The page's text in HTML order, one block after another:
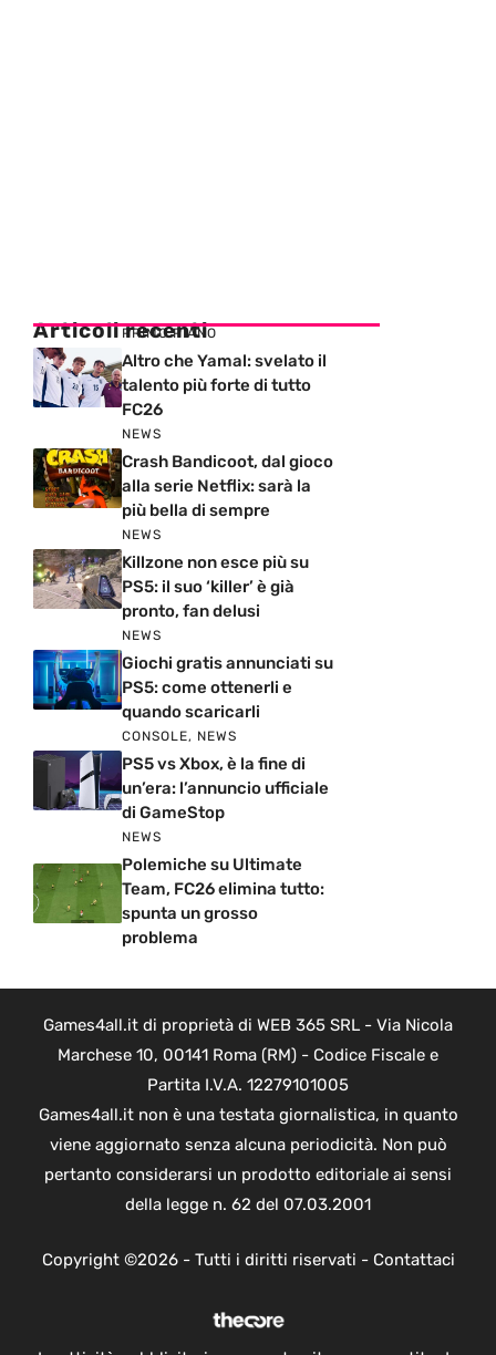
Articoli recenti
PRIMO PIANO
Altro che Yamal: svelato il
talento più forte di tutto
FC26
NEWS
Crash Bandicoot, dal gioco
alla serie Netflix: sarà la
più bella di sempre
NEWS
Killzone non esce più su
PS5: il suo ‘killer’ è già
pronto, fan delusi
NEWS
Giochi gratis annunciati su
PS5: come ottenerli e
quando scaricarli
CONSOLE, NEWS
PS5 vs Xbox, è la fine di
un’era: l’annuncio ufficiale
di GameStop
NEWS
Polemiche su Ultimate
Team, FC26 elimina tutto:
spunta un grosso
problema
Games4all.it di proprietà di WEB 365 SRL - Via Nicola
Marchese 10, 00141 Roma (RM) - Codice Fiscale e
Partita I.V.A. 12279101005
Games4all.it non è una testata giornalistica, in quanto
viene aggiornato senza alcuna periodicità. Non può
pertanto considerarsi un prodotto editoriale ai sensi
della legge n. 62 del 07.03.2001
Copyright ©2026 - Tutti i diritti riservati - Contattaci